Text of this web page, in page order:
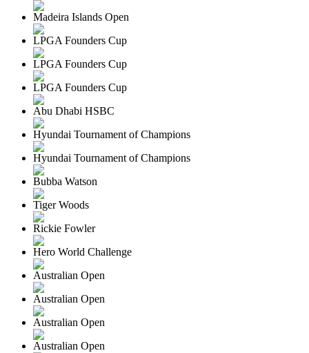
Madeira Islands Open
LPGA Founders Cup
LPGA Founders Cup
LPGA Founders Cup
Abu Dhabi HSBC
Hyundai Tournament of Champions
Hyundai Tournament of Champions
Bubba Watson
Tiger Woods
Rickie Fowler
Hero World Challenge
Australian Open
Australian Open
Australian Open
Australian Open